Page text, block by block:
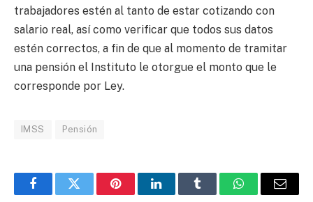
trabajadores estén al tanto de estar cotizando con
salario real, así como verificar que todos sus datos
estén correctos, a fin de que al momento de tramitar
una pensión el Instituto le otorgue el monto que le
corresponde por Ley.
IMSS Pensión
FacebookTwitter PinterestLinkedInTumblr WhatsAppEmail